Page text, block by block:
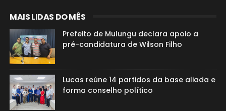
MAIS LIDAS DO MÊS
Prefeito de Mulungu declara apoio a
pré-candidatura de Wilson Filho
Lucas reúne 14 partidos da base aliada e
forma conselho político